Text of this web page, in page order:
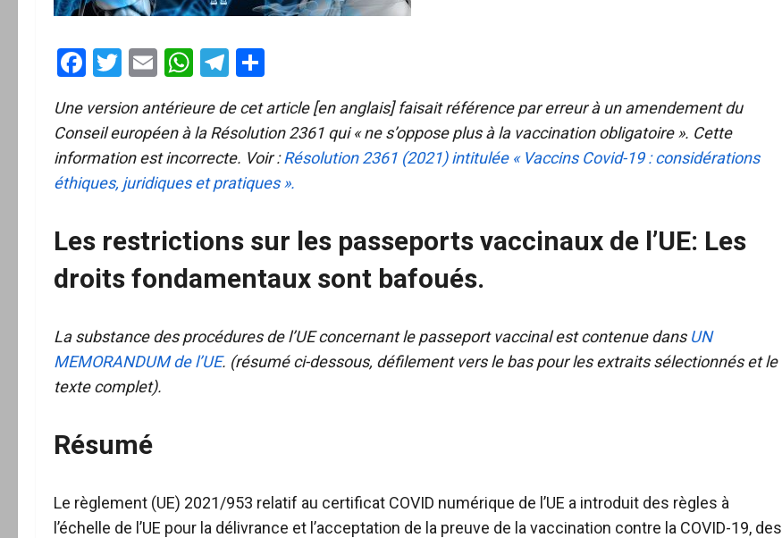
Facebook
Twitter
EmailWhatsApp
Telegram
Une version antérieure de cet article [en anglais] faisait référence par erreur à un amendement du
Conseil européen à la Résolution 2361 qui « ne s’oppose plus à la vaccination obligatoire ». Cette
information est incorrecte. Voir :Résolution 2361 (2021) intitulée « Vaccins Covid-19 : considérations
éthiques, juridiques et pratiques ».
Les restrictions sur les passeports vaccinaux de l’UE: Les
droits fondamentaux sont bafoués.
La substance des procédures de l’UE concernant le passeport vaccinal est contenue dans UN
MEMORANDUM de l’UE. (résumé ci-dessous, défilement vers le bas pour les extraits sélectionnés et le
texte complet).
Résumé
Le règlement (UE) 2021/953 relatif au certificat COVID numérique de l’UE a introduit des règles à
l’échelle de l’UE pour la délivrance et l’acceptation de la preuve de la vaccination contre la COVID-19, des